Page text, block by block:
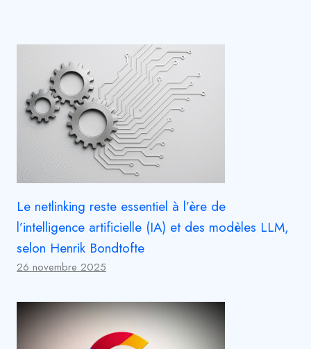
Le netlinking reste essentiel à l’ère de
l’intelligence artificielle (IA) et des modèles LLM,
selon Henrik Bondtofte
26 novembre 2025